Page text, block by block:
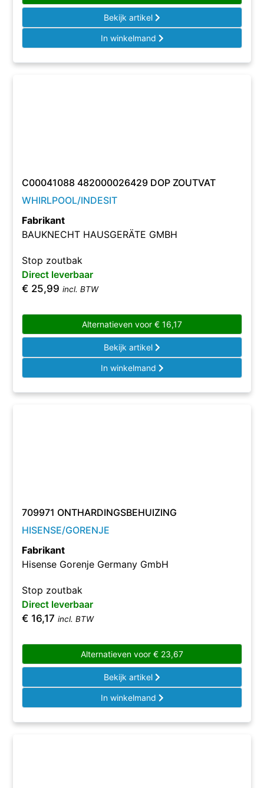
Bekijk artikel
In winkelmand
C00041088 482000026429 DOP ZOUTVAT
WHIRLPOOL/INDESIT
Fabrikant
BAUKNECHT HAUSGERÄTE GMBH
Stop zoutbak
Direct leverbaar
€ 25,99 incl. BTW
Alternatieven voor € 16,17
Bekijk artikel
In winkelmand
709971 ONTHARDINGSBEHUIZING
HISENSE/GORENJE
Fabrikant
Hisense Gorenje Germany GmbH
Stop zoutbak
Direct leverbaar
€ 16,17 incl. BTW
Alternatieven voor € 23,67
Bekijk artikel
In winkelmand